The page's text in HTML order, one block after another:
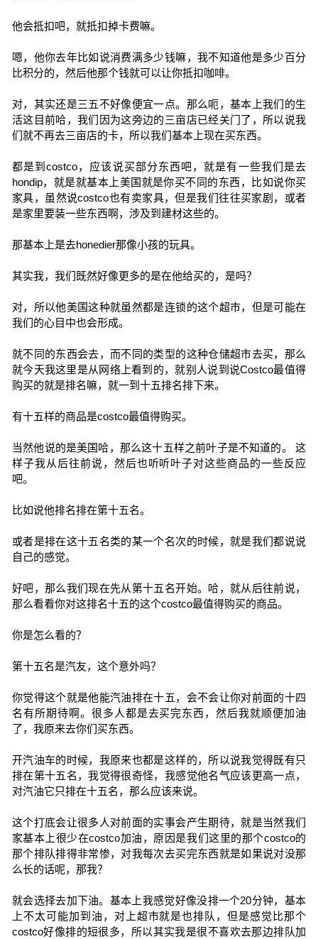
他会抵扣吧，就抵扣掉卡费嘛。
嗯，他你去年比如说消费满多少钱嘛，我不知道他是多少百分
比积分的，然后他那个钱就可以让你抵扣咖啡。
对，其实还是三五不好像便宜一点。那么呃，基本上我们的生
活这目前哈，我们因为这旁边的三亩店已经关门了，所以说我
们就不再去三亩店的卡，所以我们基本上现在买东西。
都是到costco，应该说买部分东西吧，就是有一些我们是去
hondip，就是就基本上美国就是你买不同的东西，比如说你买
家具，虽然说costco也有卖家具，但是我们往往买家剧，或者
是家里要装一些东西啊，涉及到建材这些的。
那基本上是去honedier那像小孩的玩具。
其实我，我们既然好像更多的是在他给买的，是吗？
对，所以他美国这种就虽然都是连锁的这个超市，但是可能在
我们的心目中也会形成。
就不同的东西会去，而不同的类型的这种仓储超市去买，那么
就今天我这里是从网络上看到的，就别人说到说Costco最值得
购买的就是排名嘛，就一到十五排名排下来。
有十五样的商品是costco最值得购买。
当然他说的是美国哈，那么这十五样之前叶子是不知道的。 这
样子我从后往前说，然后也听听叶子对这些商品的一些反应
吧。
比如说他排名排在第十五名。
或者是排在这十五名类的某一个名次的时候，就是我们都说说
自己的感觉。
好吧，那么我们现在先从第十五名开始。哈，就从后往前说，
那么看看你对这排名十五的这个costco最值得购买的商品。
你是怎么看的？
第十五名是汽友，这个意外吗？
你觉得这个就是他能汽油排在十五，会不会让你对前面的十四
名有所期待啊。很多人都是去买完东西，然后我就顺便加油
了，我原来去你们买东西。
开汽油车的时候，我原来也都是这样的，所以说我觉得既有只
排在第十五名，我觉得很奇怪，我感觉他名气应该更高一点，
对汽油它只排在十五名，那么应该来说。
这个打底会让很多人对前面的实事会产生期待，就是当然我们
家基本上很少在costco加油，原因是我们这里的那个costco的
那个排队排得非常惨，对我每次去买完东西就是如果说对没那
么长的话呢，那我？
就会选择去加下油。基本上我感觉好像没排一个20分钟，基本
上不太可能加到油，对上超市就是也排队，但是感觉比那个
costco好像排的短很多，所以其实我是很不喜欢去那边排队加